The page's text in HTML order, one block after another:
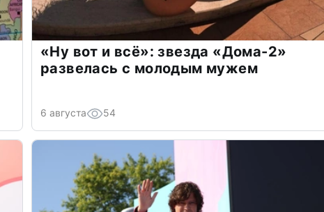
«Ну вот и всё»: звезда «Дома-2»
развелась с молодым мужем
6 августа 54